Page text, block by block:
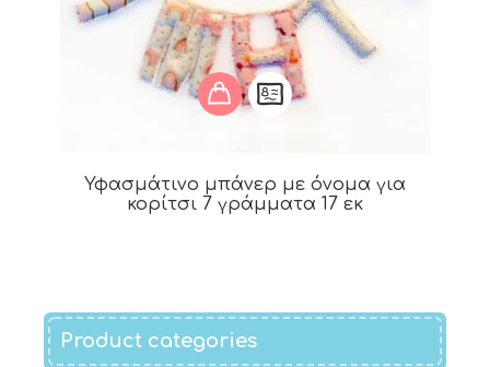
Υφασμάτινο μπάνερ με όνομα για
κορίτσι 7 γράμματα 17 εκ
Product categories